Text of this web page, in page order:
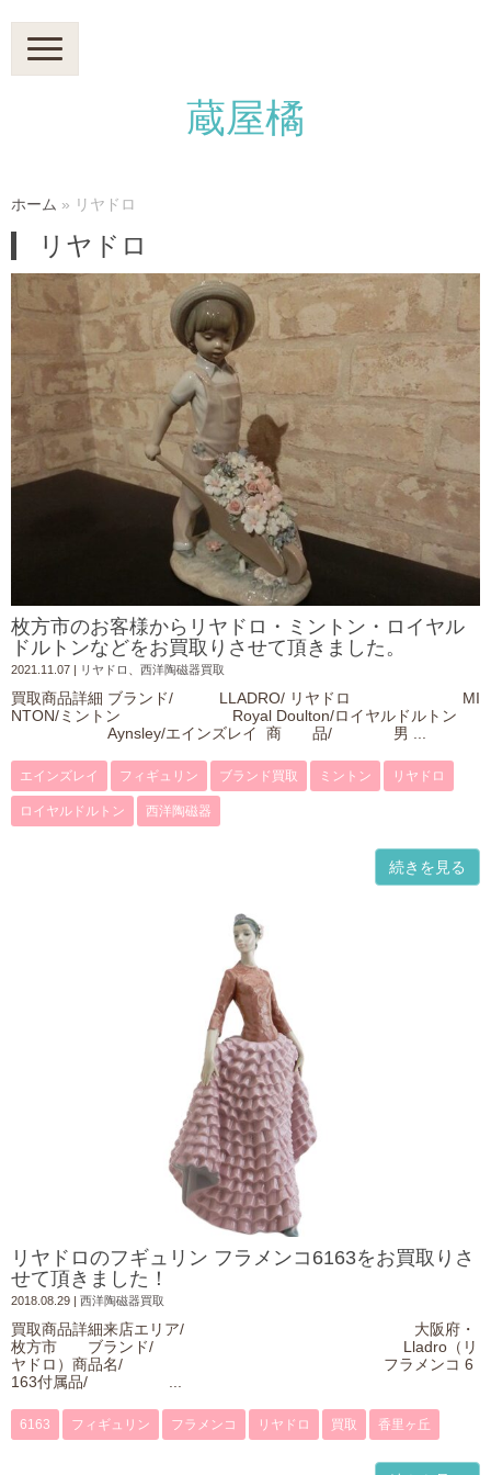
N
a
v
n
蔵屋橘
ホーム » リヤドロ
リヤドロ
枚方市のお客様からリヤドロ・ミントン・ロイヤル
ドルトンなどをお買取りさせて頂きました。
2021.11.07 | リヤドロ 西洋陶磁器買取
買取商品詳細 ブランド/ LLADRO/ リヤドロ MI
NTON/ミントン Royal Doulton/ロイヤルドルトン
Aynsley/エインズレイ 商 品/ 男 ...
エインズレイ フィギュリン ブランド買取 ミントン リヤドロ
ロイヤルドルトン 西洋陶磁器
続きを見る
リヤドロのフギュリン フラメンコ6163をお買取りさ
せて頂きました！
2018.08.29 | 西洋陶磁器買取
買取商品詳細来店エリア/ 大阪府・
枚方市 ブランド/ Lladro（リ
ヤドロ）商品名/ フラメンコ 6
163付属品/ ...
6163 フィギュリン フラメンコ リヤドロ 買取 香里ヶ丘